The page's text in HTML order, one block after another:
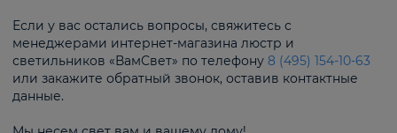
Если у вас остались вопросы, свяжитесь с
менеджерами интернет-магазина люстр и
светильников «ВамСвет» по телефону 8 (495) 154-10-63
или закажите обратный звонок, оставив контактные
данные.